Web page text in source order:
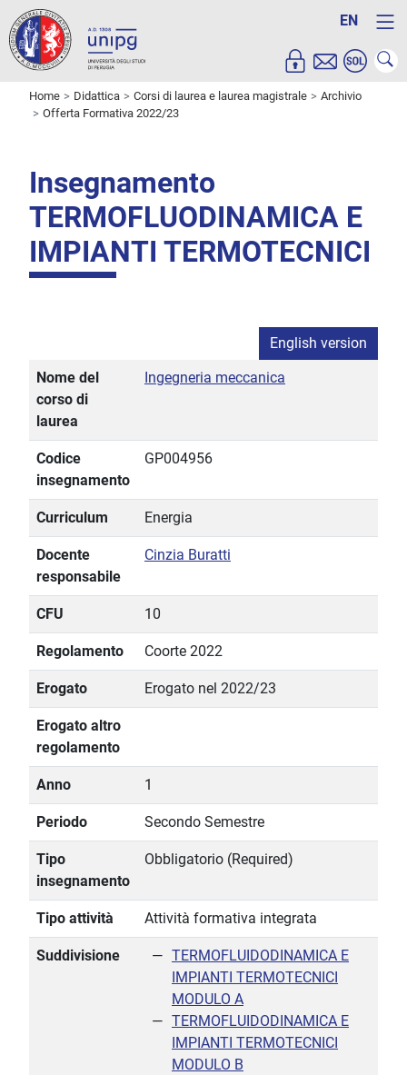
EN
Home Didattica Corsi di laurea e laurea magistrale
Archivio
Offerta Formativa 2022/23
Insegnamento
TERMOFLUODINAMICA E
IMPIANTI TERMOTECNICI
English version
Nome del
corso di
laurea
Ingegneria meccanica
Codice
insegnamento
GP004956
Curriculum Energia
Docente
responsabile
Cinzia Buratti
CFU 10
Regolamento Coorte 2022
Erogato Erogato nel 2022/23
Erogato altro
regolamento
Anno 1
Periodo Secondo Semestre
Tipo
insegnamento
Obbligatorio (Required)
Tipo attività Attività formativa integrata
Suddivisione
TERMOFLUIDODINAMICA E
IMPIANTI TERMOTECNICI
MODULO A
TERMOFLUIDODINAMICA E
IMPIANTI TERMOTECNICI
MODULO B